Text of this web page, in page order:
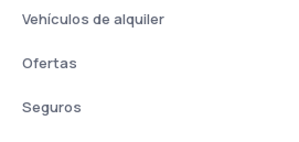
Vehículos de alquiler
Ofertas
Seguros